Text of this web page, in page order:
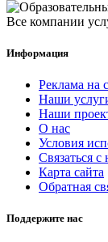
Все компании
Информация
Реклама на
Наши
Наши
О нас
Условия
Связаться с
Карта сайта
Обратная
Поддержите нас